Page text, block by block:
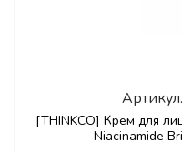
Артикул.
[THINKCO] Крем для
Niacinamide